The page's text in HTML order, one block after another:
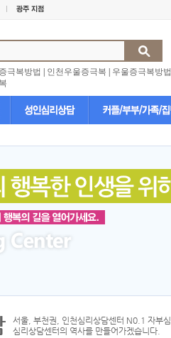
극복방법 인천우울증극복 우울증극복방법
서울, 부천권, 인천심리상담센터 N0.1 자부심.
심리상담센터의 역사를 만들어가겠습니다.